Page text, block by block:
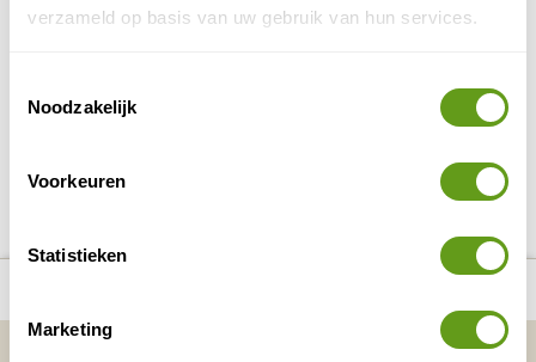
verzameld op basis van uw gebruik van hun services.
Noodzakelijk
Voorkeuren
Statistieken
Marketing
duisternis van de nacht en bewonder je
Deel deze pagina! DELEN VIA DE MAILDELEN OP PINTEREST
DELEN OP